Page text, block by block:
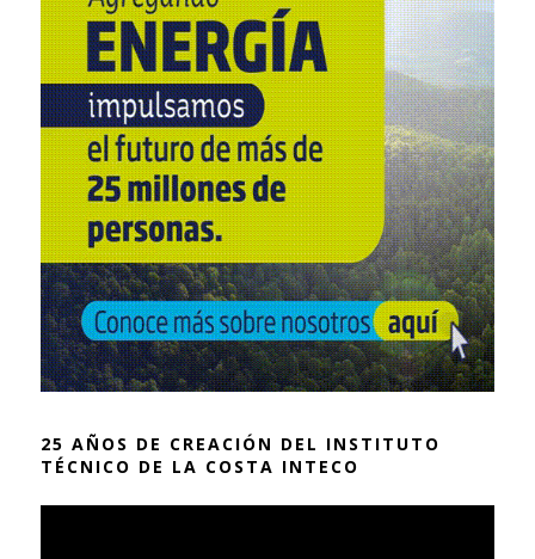
25 AÑOS DE CREACIÓN DEL INSTITUTO
TÉCNICO DE LA COSTA INTECO